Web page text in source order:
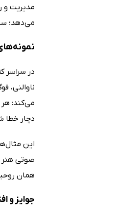
مدیریت و
می‌دهد؛
در سراسر
ناوالنی،
می‌کند:
دچار
این
صوتی هنر
همان
جوایز و